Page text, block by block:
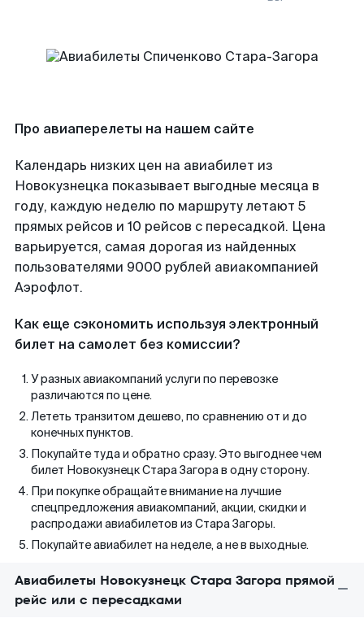
Про авиаперелеты на нашем сайте
Календарь низких цен на авиабилет из
Новокузнецка показывает выгодные месяца в
году, каждую неделю по маршруту летают 5
прямых рейсов и 10 рейсов с пересадкой. Цена
варьируется, самая дорогая из найденных
пользователями 9000 рублей авиакомпанией
Аэрофлот.
Как еще сэкономить используя электронный
билет на самолет без комиссии?
У разных авиакомпаний услуги по перевозке
различаются по цене.
Лететь транзитом дешево, по сравнению от и до
конечных пунктов.
Покупайте туда и обратно сразу. Это выгоднее чем
билет Новокузнецк Стара Загора в одну сторону.
При покупке обращайте внимание на лучшие
спецпредложения авиакомпаний, акции, скидки и
распродажи авиабилетов из Стара Загоры.
Покупайте авиабилет на неделе, а не в выходные.
Авиабилеты Новокузнецк Стара Загора прямой
рейс или с пересадками